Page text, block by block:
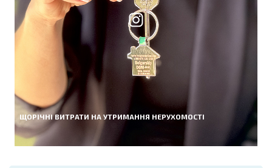
ЩОРІЧНІ ВИТРАТИ НА УТРИМАННЯ НЕРУХОМОСТІ